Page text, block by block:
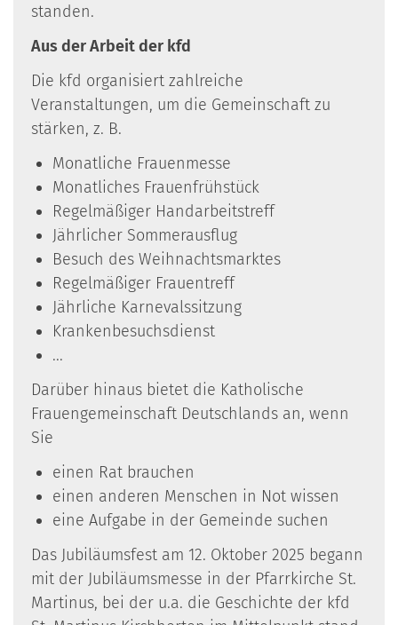
standen.
Aus der Arbeit der kfd
​Die kfd organisiert zahlreiche
Veranstaltungen, um die Gemeinschaft zu
stärken, z. B.
Monatliche Frauenmesse
Monatliches Frauenfrühstück
Regelmäßiger Handarbeitstreff
Jährlicher Sommerausflug
Besuch des Weihnachtsmarktes
Regelmäßiger Frauentreff
Jährliche Karnevalssitzung
Krankenbesuchsdienst
...
Darüber hinaus bietet die Katholische
Frauengemeinschaft Deutschlands an, wenn
Sie
einen Rat brauchen
einen anderen Menschen in Not wissen
eine Aufgabe in der Gemeinde suchen
Das Jubiläumsfest am 12. Oktober 2025 begann
mit der Jubiläumsmesse in der Pfarrkirche St.
Martinus, bei der u.a. die Geschichte der kfd